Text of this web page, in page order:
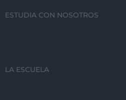
ESTUDIA CON NOSOTROS
LA ESCUELA